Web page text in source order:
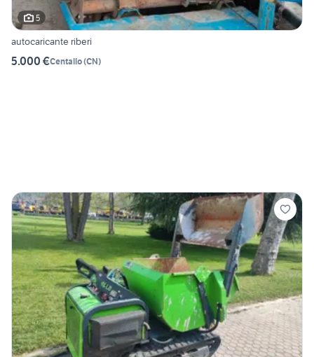
5
autocaricante riberi
5.000 €Centallo(CN)